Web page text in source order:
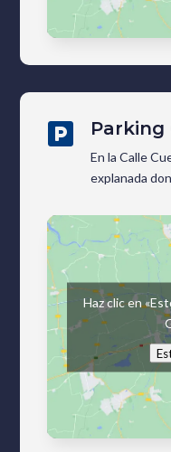
 Parking
En la Calle
explanada
Haz clic en